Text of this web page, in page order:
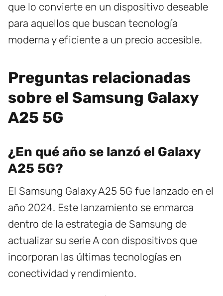
que lo convierte en un dispositivo deseable
para aquellos que buscan tecnología
moderna y eficiente a un precio accesible.
Preguntas relacionadas
sobre el Samsung Galaxy
A25 5G
¿En qué año se lanzó el Galaxy
A25 5G?
El Samsung Galaxy A25 5G fue lanzado en el
año 2024. Este lanzamiento se enmarca
dentro de la estrategia de Samsung de
actualizar su serie A con dispositivos que
incorporan las últimas tecnologías en
conectividad y rendimiento.